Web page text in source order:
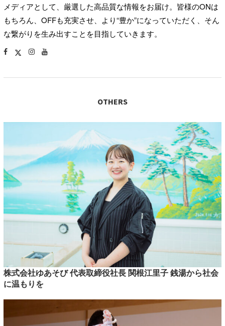
メディアとして、厳選した高品質な情報をお届け。皆様のONは
もちろん、OFFも充実させ、より“豊か”になっていただく、そん
な繋がりを生み出すことを目指していきます。
OTHERS
株式会社ゆあそび 代表取締役社長 関根江里子 銭湯から社会
に温もりを